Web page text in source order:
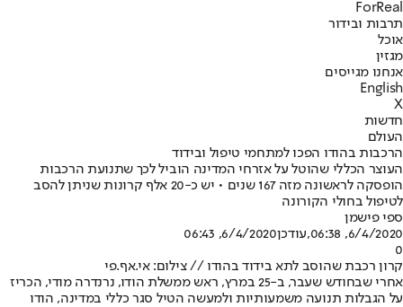
ForReal
תרבות ובידור
אוכל
מגזין
אנחנו מגייסים
English
X
חדשות
העולם
הרכבות בהודו הפכו למתחמי טיפול ובידוד
העוצר הכללי שהוטל על אזרחי המדינה הוביל לכך שתנועת הרכבות
הופסקה לראשונה מזה 167 שנים • יש כ-20 אלף קרונות שניתן להסב
לטיפול בחולי הקורונה
ספי פישמן
6/4/2020, 06:38
,עודכן6/4/2020, 06:43
0
קרון רכבת שהוסב לתא בידוד בהודו // צילום: אי.אף.פי
אחרי שבחודש שעבר, ב-25 במרץ, ראש ממשלת הודו, נרנדרה מודי, הכריז
על הגבלות תנועה משמעותיות ולמעשה הטיל סגר כללי במדינה, הודו